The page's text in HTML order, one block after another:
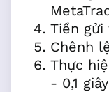
Tiền gửi
Chênh
Thực
- 0,1 giây